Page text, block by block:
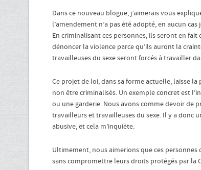
Dans ce nouveau blogue, j’aimerais vous
l’amendement n’a pas été adopté, en aucun
En criminalisant ces personnes, ils seront en
dénoncer la violence parce qu’ils auront la
travailleuses du sexe seront forcés à travailler
Ce projet de loi, dans sa forme actuelle, laisse
non être criminalisés. Un exemple concret est
ou une garderie. Nous avons comme devoir de
travailleurs et travailleuses du sexe. Il y a donc
abusive, et cela m’inquiète.
Ultimement, nous aimerions que ces
sans compromettre leurs droits protégés par la